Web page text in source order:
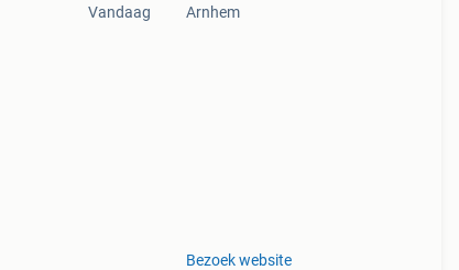
Vandaag Arnhem
Bezoek website